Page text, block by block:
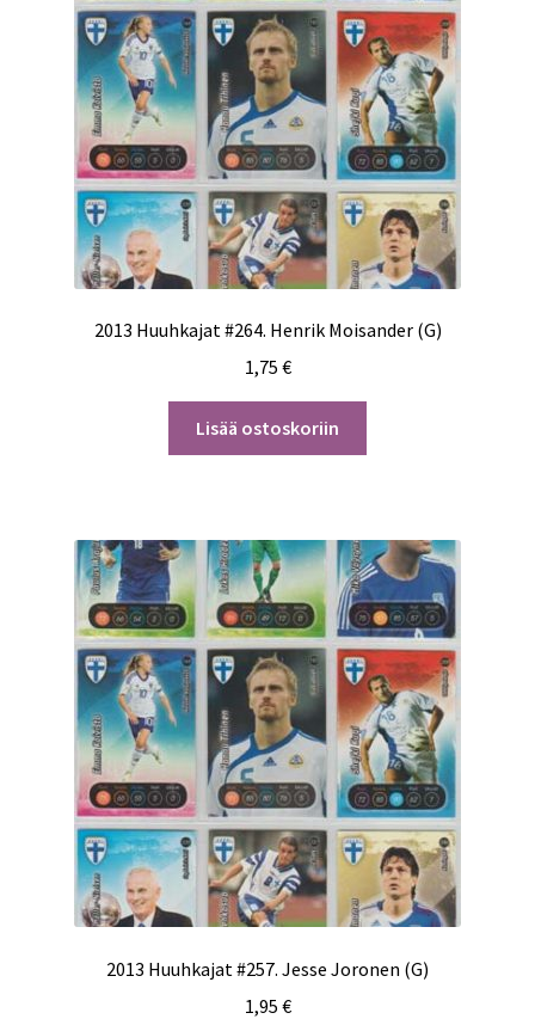
2013 Huuhkajat #264. Henrik Moisander (G)
1,75 €
Lisää ostoskoriin
2013 Huuhkajat #257. Jesse Joronen (G)
1,95 €